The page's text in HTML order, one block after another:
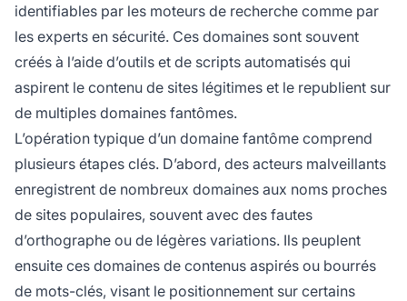
identifiables par les moteurs de recherche comme par
les experts en sécurité. Ces domaines sont souvent
créés à l’aide d’outils et de scripts automatisés qui
aspirent le contenu de sites légitimes et le republient sur
de multiples domaines fantômes.
L’opération typique d’un domaine fantôme comprend
plusieurs étapes clés. D’abord, des acteurs malveillants
enregistrent de nombreux domaines aux noms proches
de sites populaires, souvent avec des fautes
d’orthographe ou de légères variations. Ils peuplent
ensuite ces domaines de contenus aspirés ou bourrés
de mots-clés, visant le positionnement sur certains